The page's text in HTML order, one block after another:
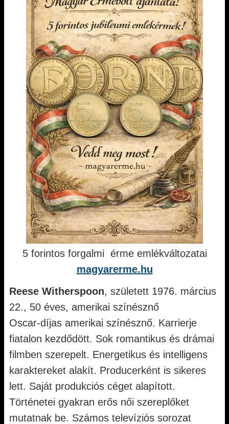
5 forintos forgalmi érme emlékváltozatai
magyarerme.hu
Reese Witherspoon, született 1976. március
22., 50 éves, amerikai színésznő
Oscar-díjas amerikai színésznő. Karrierje
fiatalon kezdődött. Sok romantikus és drámai
filmben szerepelt. Energetikus és intelligens
karaktereket alakít. Producerként is sikeres
lett. Saját produkciós céget alapított.
Történetei gyakran erős női szereplőket
mutatnak be. Számos televíziós sorozat